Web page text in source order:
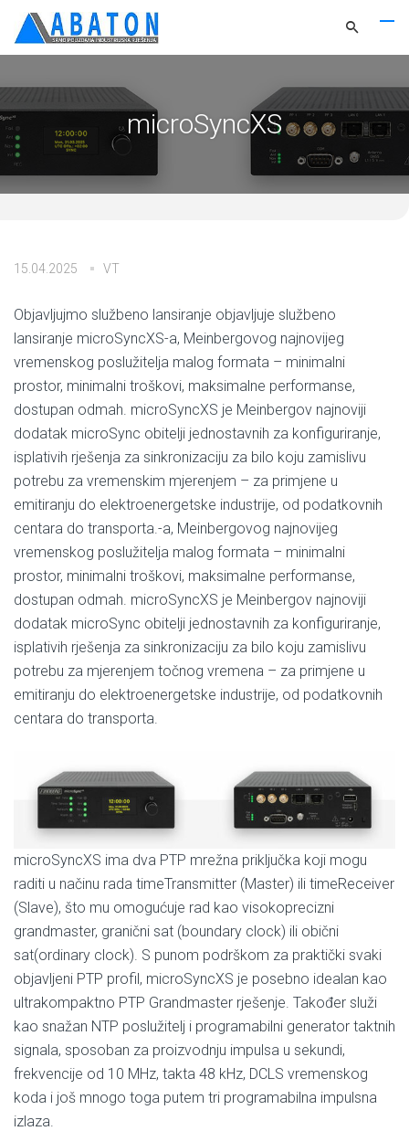
microSyncXS
15.04.2025 VT
Objavljujmo službeno lansiranje objavljuje službeno
lansiranje microSyncXS-a, Meinbergovog najnovijeg
vremenskog poslužitelja malog formata – minimalni
prostor, minimalni troškovi, maksimalne performanse,
dostupan odmah. microSyncXS je Meinbergov najnoviji
dodatak microSync obitelji jednostavnih za konfiguriranje,
isplativih rješenja za sinkronizaciju za bilo koju zamislivu
potrebu za vremenskim mjerenjem – za primjene u
emitiranju do elektroenergetske industrije, od podatkovnih
centara do transporta.-a, Meinbergovog najnovijeg
vremenskog poslužitelja malog formata – minimalni
prostor, minimalni troškovi, maksimalne performanse,
dostupan odmah. microSyncXS je Meinbergov najnoviji
dodatak microSync obitelji jednostavnih za konfiguriranje,
isplativih rješenja za sinkronizaciju za bilo koju zamislivu
potrebu za mjerenjem točnog vremena – za primjene u
emitiranju do elektroenergetske industrije, od podatkovnih
centara do transporta.
microSyncXS ima dva PTP mrežna priključka koji mogu
raditi u načinu rada timeTransmitter (Master) ili timeReceiver
(Slave), što mu omogućuje rad kao visokoprecizni
grandmaster, granični sat (boundary clock) ili obični
sat(ordinary clock). S punom podrškom za praktički svaki
objavljeni PTP profil, microSyncXS je posebno idealan kao
ultrakompaktno PTP Grandmaster rješenje. Također služi
kao snažan NTP poslužitelj i programabilni generator taktnih
signala, sposoban za proizvodnju impulsa u sekundi,
frekvencije od 10 MHz, takta 48 kHz, DCLS vremenskog
koda i još mnogo toga putem tri programabilna impulsna
izlaza.